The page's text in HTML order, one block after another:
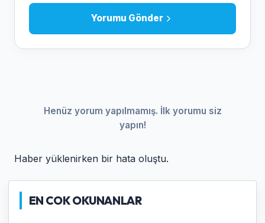
Yorumu Gönder
Henüz yorum yapılmamış. İlk yorumu siz
yapın!
Haber yüklenirken bir hata oluştu.
EN COK OKUNANLAR